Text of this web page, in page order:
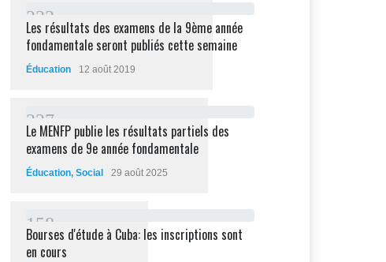
232
Les résultats des examens de la 9ème année
fondamentale seront publiés cette semaine
Éducation 12 août 2019
227
Le MENFP publie les résultats partiels des
examens de 9e année fondamentale
Éducation, Social 29 août 2025
1 58
Bourses d'étude à Cuba: les inscriptions sont
en cours